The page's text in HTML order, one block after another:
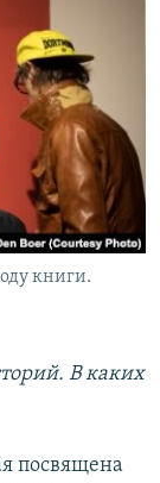
книги.
В каких
посвящена